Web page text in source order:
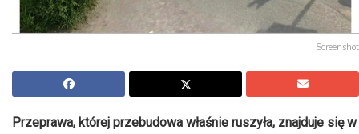
Screenshot
Przeprawa, której przebudowa właśnie ruszyła, znajduje się w